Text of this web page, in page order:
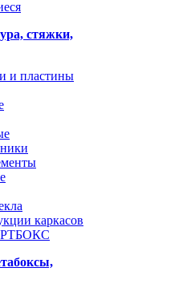
стяжки,
и пластины
каркасов